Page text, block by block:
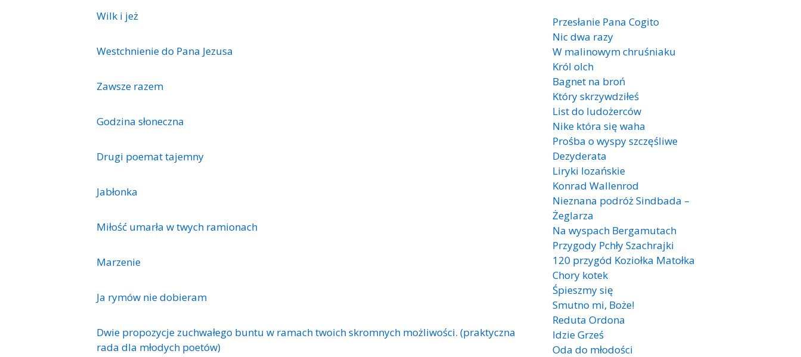
Wilk i jeż
Westchnienie do Pana Jezusa
Zawsze razem
Godzina słoneczna
Drugi poemat tajemny
Jabłonka
Miłość umarła w twych ramionach
Marzenie
Ja rymów nie dobieram
Dwie propozycje zuchwałego buntu w ramach twoich skromnych możliwości. (praktyczna
rada dla młodych poetów)
Przesłanie Pana Cogito
Nic dwa razy
W malinowym chruśniaku
Król olch
Bagnet na broń
Który skrzywdziłeś
List do ludożerców
Nike która się waha
Prośba o wyspy szczęśliwe
Dezyderata
Liryki lozańskie
Konrad Wallenrod
Nieznana podróż Sindbada –
Żeglarza
Na wyspach Bergamutach
Przygody Pchły Szachrajki
120 przygód Koziołka Matołka
Chory kotek
Śpieszmy się
Smutno mi, Boże!
Reduta Ordona
Idzie Grześ
Oda do młodości